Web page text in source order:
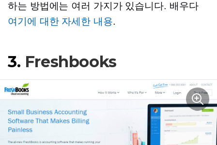
하는 방법에는 여러 가지가 있습니다. 배우다
여기에 대한 자세한 내용.
3. Freshbooks